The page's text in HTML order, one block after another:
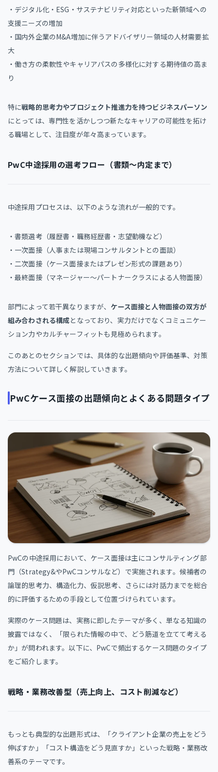
・デジタル化・ESG・サステナビリティ対応といった新領域への
支援ニーズの増加
・国内外企業のM&A増加に伴うアドバイザリー領域の人材需要拡
大
・働き方の柔軟性やキャリアパスの多様化に対する期待値の高ま
り
特に戦略的思考力やプロジェクト推進力を持つビジネスパーソン
にとっては、専門性を活かしつつ新たなキャリアの可能性を拓け
る職場として、注目度が年々高まっています。
PwC中途採用の選考フロー（書類～内定まで）
中途採用プロセスは、以下のような流れが一般的です。
・書類選考（履歴書・職務経歴書・志望動機など）
・一次面接（人事または現場コンサルタントとの面談）
・二次面接（ケース面接またはプレゼン形式の課題あり）
・最終面接（マネージャー〜パートナークラスによる人物面接）
部門によって若干異なりますが、 ケース面接と人物面接の双方が
組み合わされる構成となっており、実力だけでなくコミュニケー
ション力やカルチャーフィットも見極められます。
このあとのセクションでは、具体的な出題傾向や評価基準、対策
方法について詳しく解説していきます。
PwCケース面接の出題傾向とよくある問題タイプ
PwCの中途採用において、ケース面接は主にコンサルティング部
門（Strategy&やPwCコンサルなど）で実施されます。候補者の
論理的思考力、構造化力、仮説思考、さらには対話力までを総合
的に評価するための手段として位置づけられています。
実際のケース問題は、実務に即したテーマが多く、単なる知識の
披露ではなく、「限られた情報の中で、どう筋道を立てて考える
か」が問われます。以下に、PwCで頻出するケース問題のタイプ
をご紹介します。
戦略・業務改善型（売上向上、コスト削減など）
もっとも典型的な出題形式は、「クライアント企業の売上をどう
伸ばすか」「コスト構造をどう見直すか」といった戦略・業務改
善系のテーマです。